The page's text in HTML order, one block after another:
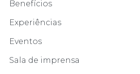
Benefícios
Experiências
Eventos
Sala de imprensa